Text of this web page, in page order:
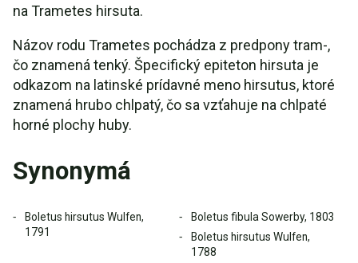
na Trametes hirsuta.
Názov rodu Trametes pochádza z predpony tram-,
čo znamená tenký. Špecifický epiteton hirsuta je
odkazom na latinské prídavné meno hirsutus, ktoré
znamená hrubo chlpatý, čo sa vzťahuje na chlpaté
horné plochy huby.
Synonymá
Boletus hirsutus Wulfen,
1791
Boletus fibula Sowerby, 1803
Boletus hirsutus Wulfen,
1788